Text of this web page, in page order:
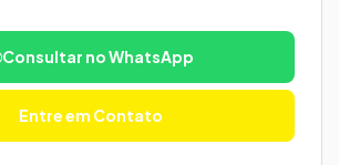
Consultar no WhatsApp
Entre em Contato